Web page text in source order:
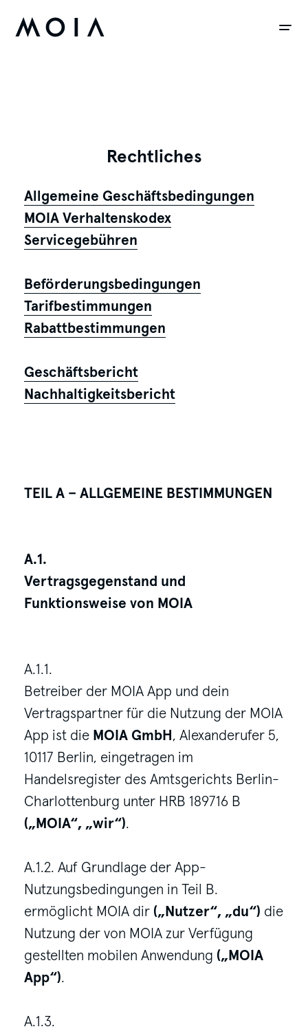
Rechtliches
Allgemeine Geschäftsbedingungen
MOIA Verhaltenskodex
Servicegebühren
Beförderungsbedingungen
Tarifbestimmungen
Rabattbestimmungen
Geschäftsbericht
Nachhaltigkeitsbericht
TEIL A – ALLGEMEINE BESTIMMUNGEN
A.1.
Vertragsgegenstand und
Funktionsweise von MOIA
A.1.1.
Betreiber der MOIA App und dein
Vertragspartner für die Nutzung der MOIA
App ist die MOIA GmbH, Alexanderufer 5,
10117 Berlin, eingetragen im
Handelsregister des Amtsgerichts Berlin-
Charlottenburg unter HRB 189716 B
(„MOIA“, „wir“).
A.1.2. Auf Grundlage der App-
Nutzungsbedingungen in Teil B.
ermöglicht MOIA dir („Nutzer“, „du“) die
Nutzung der von MOIA zur Verfügung
gestellten mobilen Anwendung („MOIA
App“).
A.1.3.